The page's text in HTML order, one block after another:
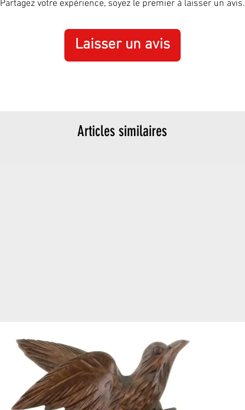
Partagez votre expérience, soyez le premier à laisser un avis.
Laisser un avis
Articles similaires